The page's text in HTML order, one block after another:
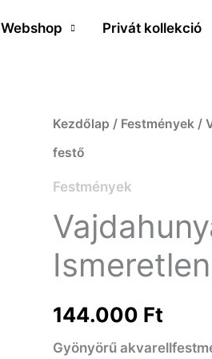
Webshop Privát kollekció
Kezdőlap / Festmények /
festő
Festmények
144.000 Ft
Gyönyörű
Vajdahunyad-
vár
a
tópartról
Ismeretlen
festő
mennyiség